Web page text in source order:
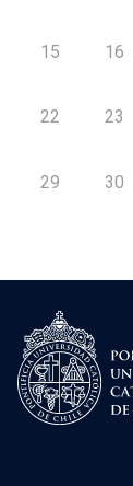
15 16
22 23
29 30